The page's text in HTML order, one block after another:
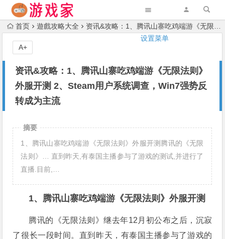
设置菜单
首页 遊戲攻略大全 资讯&攻略：1、腾讯山寨吃鸡端游《无限法则》外服开测 2、Steam用户系统调查，Win7强势反转成为主流
资讯&攻略：1、腾讯山寨吃鸡端游《无限法则》
外服开测 2、Steam用户系统调查，Win7强势反
转成为主流
A+
摘要
1、腾讯山寨吃鸡端游《无限法则》外服开测腾讯的《无限
法则》… 直到昨天,有泰国主播参与了游戏的测试,并进行了
直播.目前,…
1、腾讯山寨吃鸡端游《无限法则》外服开测
腾讯的《无限法则》继去年12月初公布之后，沉寂
了很长一段时间。直到昨天，有泰国主播参与了游戏的